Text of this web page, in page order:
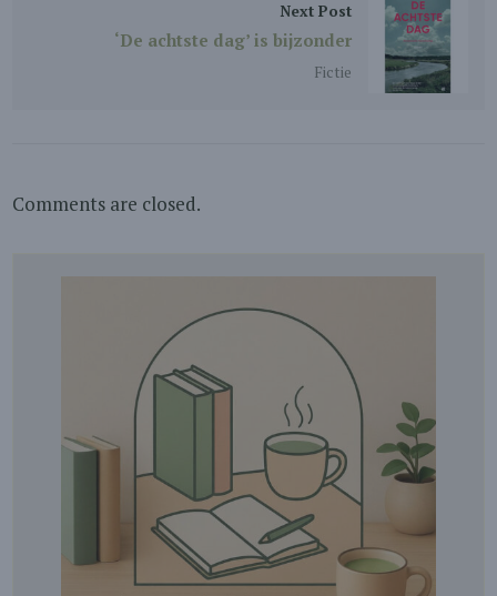
Next Post
‘De achtste dag’ is bijzonder
Fictie
Comments are closed.